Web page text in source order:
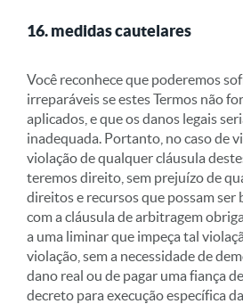
16. medidas cautelares
Você reconhece que poderemos
irreparáveis se estes Termos não
aplicados, e que os danos legais
inadequada. Portanto, no caso de
violação de qualquer cláusula
teremos direito, sem prejuízo de
direitos e recursos que possam ser
com a cláusula de arbitragem
a uma liminar que impeça tal
violação, sem a necessidade de
dano real ou de pagar uma fiança
decreto para execução específica